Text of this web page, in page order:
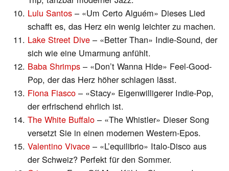
Lulu Santos– «Um Certo Alguém» Dieses Lied
schafft es, das Herz ein wenig leichter zu machen.
Lake Street Dive– «Better Than» Indie-Sound, der
sich wie eine Umarmung anfühlt.
Baba Shrimps– «Don’t Wanna Hide» Feel-Good-
Pop, der das Herz höher schlagen lässt.
Fiona Fiasco– «Stacy» Eigenwilligerer Indie-Pop,
der erfrischend ehrlich ist.
The White Buffalo– «The Whistler» Dieser Song
versetzt Sie in einen modernen Western-Epos.
Valentino Vivace– «L’equilibrio» Italo-Disco aus
der Schweiz? Perfekt für den Sommer.